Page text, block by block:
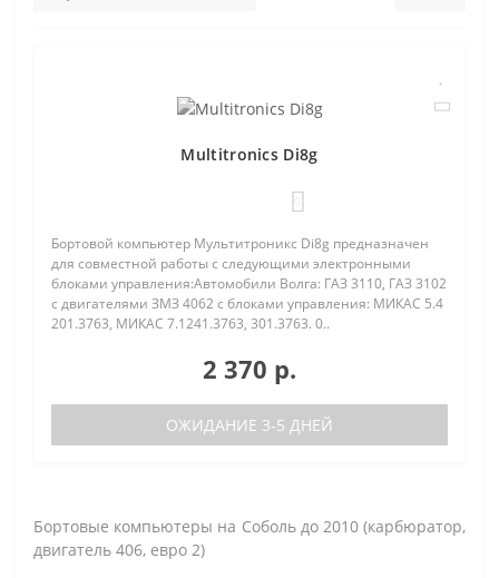
Multitronics Di8g
Бортовой компьютер Мультитроникс Di8g предназначен
для совместной работы с следующими электронными
блоками управления:Автомобили Волга: ГАЗ 3110, ГАЗ 3102
с двигателями ЗМЗ 4062 с блоками управления: МИКАС 5.4
201.3763, МИКАС 7.1241.3763, 301.3763. 0..
2 370 р.
ОЖИДАНИЕ 3-5 ДНЕЙ
Бортовые компьютеры на Соболь до 2010 (карбюратор,
двигатель 406, евро 2)